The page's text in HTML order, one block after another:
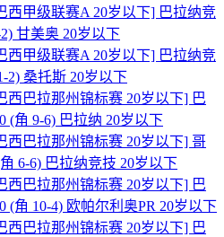
西甲级联赛A 20岁以下] 巴拉纳竞
甘美奥 20岁以下
西甲级联赛A 20岁以下] 巴拉纳竞
2) 桑托斯 20岁以下
西巴拉那州锦标赛 20岁以下] 巴
(角 9-6) 巴拉纳 20岁以下
西巴拉那州锦标赛 20岁以下] 哥
6-6) 巴拉纳竞技 20岁以下
西巴拉那州锦标赛 20岁以下] 巴
(角 10-4) 欧帕尔利奥PR 20岁以下
西巴拉那州锦标赛 20岁以下] 巴